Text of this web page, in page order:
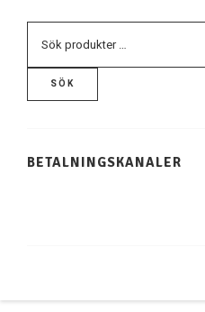
SÖK
BETALNINGSKANALER